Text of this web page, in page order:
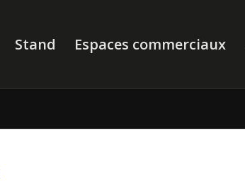
Stand Espaces commerciaux